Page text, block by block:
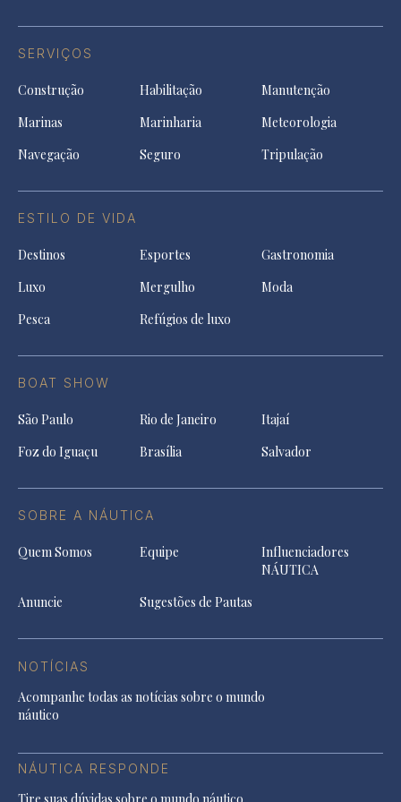
SERVIÇOS
Construção Habilitação
Manutenção
Marinas
Marinharia
Meteorologia
Navegação
Seguro Tripulação
ESTILO DE VIDA
Destinos Esportes
Gastronomia
Luxo
Mergulho
Moda
Pesca
Refúgios de luxo
BOAT SHOW
São Paulo Rio de Janeiro
Itajaí
Foz do Iguaçu
Brasília Salvador
SOBRE A NÁUTICA
Quem Somos Equipe
Influenciadores
NÁUTICA
Anuncie
Sugestões de Pautas
NOTÍCIAS
Acompanhe todas as notícias sobre o mundo
náutico
NÁUTICA RESPONDE